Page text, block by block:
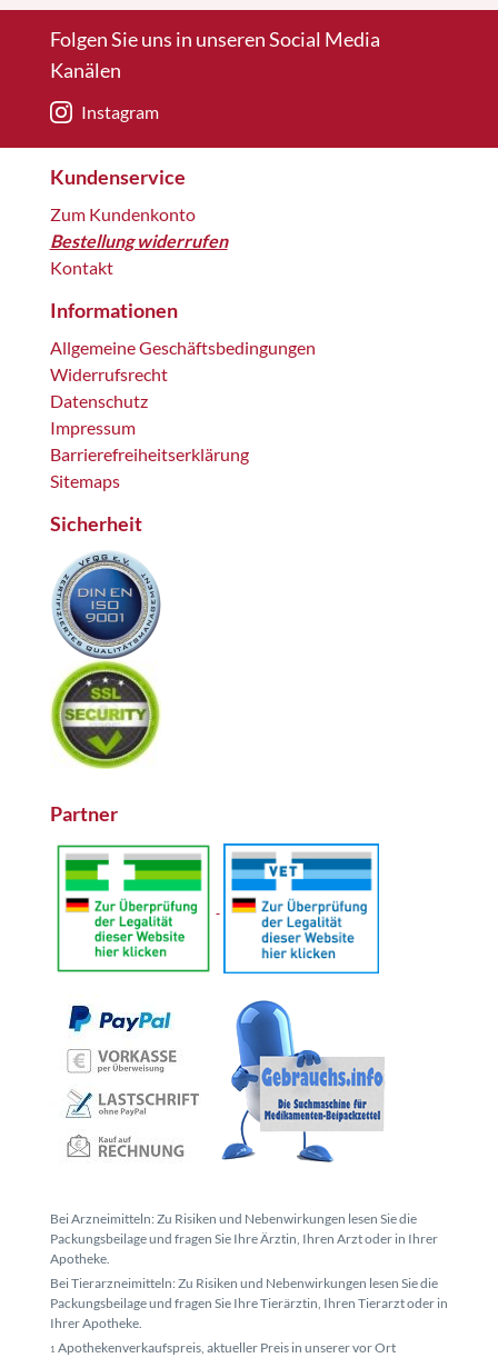
Folgen Sie uns in unseren Social Media
Kanälen
Instagram
Kundenservice
Zum Kundenkonto
Bestellung widerrufen
Kontakt
Informationen
Allgemeine Geschäftsbedingungen
Widerrufsrecht
Datenschutz
Impressum
Barrierefreiheitserklärung
Sitemaps
Sicherheit
Partner
Bei Arzneimitteln: Zu Risiken und Nebenwirkungen lesen Sie die
Packungsbeilage und fragen Sie Ihre Ärztin, Ihren Arzt oder in Ihrer
Apotheke.
Bei Tierarzneimitteln: Zu Risiken und Nebenwirkungen lesen Sie die
Packungsbeilage und fragen Sie Ihre Tierärztin, Ihren Tierarzt oder in
Ihrer Apotheke.
1 Apothekenverkaufspreis, aktueller Preis in unserer vor Ort